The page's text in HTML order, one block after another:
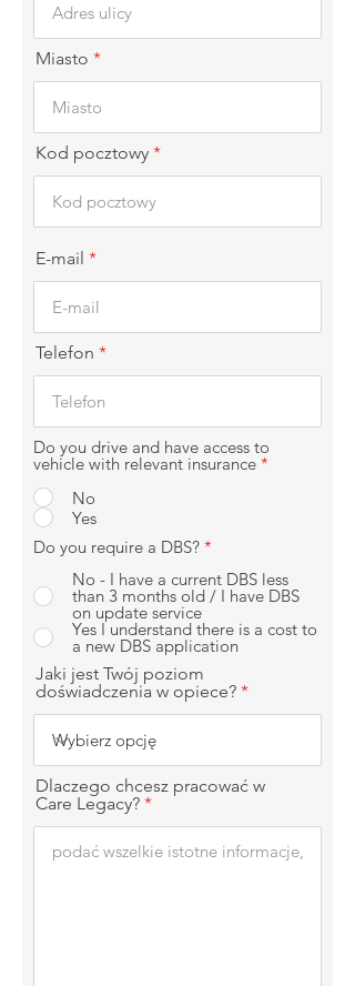
Miasto
Kod pocztowy
E-mail
Telefon
Do you drive and have access to
vehicle with relevant insurance *
No
Yes
Do you require a DBS? *
No - I have a current DBS less
than 3 months old / I have DBS
on update service
Yes I understand there is a cost to
a new DBS application
Jaki jest Twój poziom
doświadczenia w opiece?
Dlaczego chcesz pracować w
Care Legacy?